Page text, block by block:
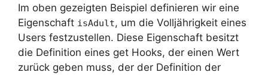
Im oben gezeigten Beispiel definieren wir eine
Eigenschaft isAdult, um die Volljährigkeit eines
Users festzustellen. Diese Eigenschaft besitzt
die Definition eines get Hooks, der einen Wert
zurück geben muss, der der Definition der